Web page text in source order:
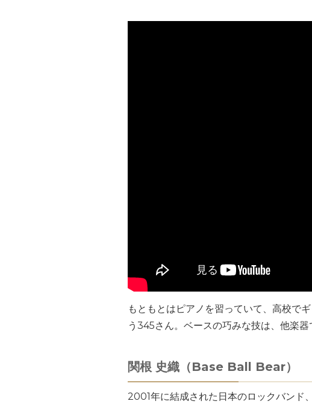
もともとはピアノを習っていて、高校で
う345さん。ベースの巧みな技は、他楽
関根 史織（Base Ball Bear）
2001年に結成された日本のロックバンド